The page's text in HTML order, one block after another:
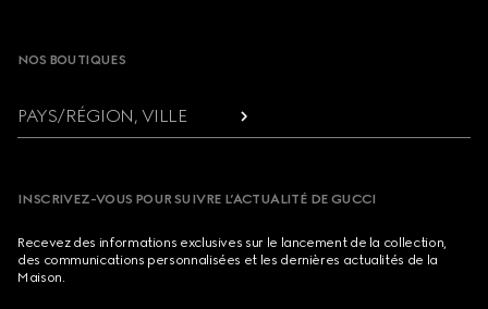
NOS BOUTIQUES
PAYS/RÉGION, VILLE
INSCRIVEZ-VOUS POUR SUIVRE L’ACTUALITÉ DE GUCCI
Recevez des informations exclusives sur le lancement de la collection,
des communications personnalisées et les dernières actualités de la
Maison.